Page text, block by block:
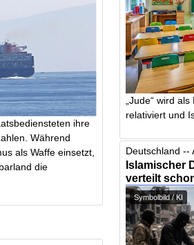
ihre
Während
als Waffe einsetzt,
die
„Jude“ wird
relativiert und
Deutschland --
Islamischer
verteilt
Symbolbild / KI